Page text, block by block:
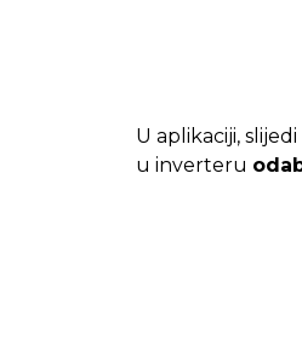
U aplikaciji,
u inverteru